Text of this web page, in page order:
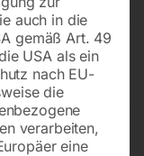
Y-Achse)
auch in die
gemäß Art. 49
USA als ein
nach EU-
die
verarbeiten,
eine